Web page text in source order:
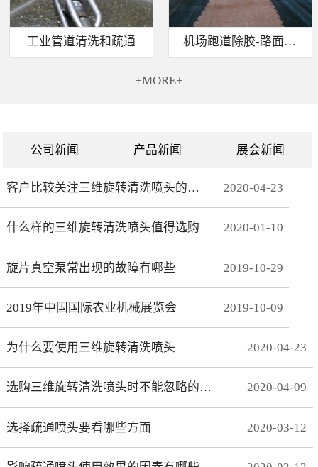
工业管道清洗和疏通 机场跑道除胶-路面标线清除
+MORE+
公司新闻 产品新闻 展会新闻
客户比较关注三维旋转清洗喷头的哪些方面 2020-04-23
什么样的三维旋转清洗喷头值得选购 2020-01-10
旋片真空泵常出现的故障有哪些 2019-10-29
2019年中国国际农业机械展览会 2019-10-09
为什么要使用三维旋转清洗喷头 2020-04-23
选购三维旋转清洗喷头时不能忽略的事项有哪些 2020-04-09
选择疏通喷头要看哪些方面 2020-03-12